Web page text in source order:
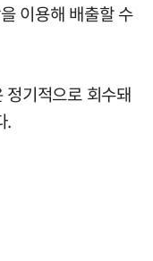
이용해 배출할 수
정기적으로 회수돼
.